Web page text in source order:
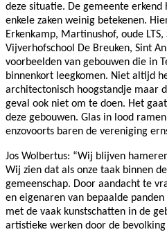
deze situatie. De gemeente
enkele zaken weinig betekenen.
Erkenkamp, Martinushof, oude
Vijverhofschool De Breuken, Sint
voorbeelden van gebouwen die in
binnenkort leegkomen. Niet altijd
architectonisch hoogstandje maar
geval ook niet om te doen. Het
deze gebouwen. Glas in lood
enzovoorts baren de vereniging
Jos Wolbertus: “Wij blijven
Wij zien dat als onze taak binnen
gemeenschap. Door aandacht te
en eigenaren van bepaalde
met de vaak kunstschatten in de
artistieke werken door de